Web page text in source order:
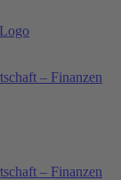
– Finanzen
– Finanzen